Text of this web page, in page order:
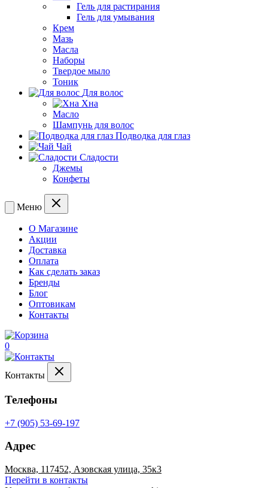
Гель для растирания
Гель для умывания
Крем
Мазь
Масла
Наборы
Твердое мыло
Тоник
Для волос
Хна
Масло
Шампунь для волос
Подводка для глаз
Чай
Сладости
Джемы
Конфеты
Меню
О Магазине
Акции
Доставка
Оплата
Как сделать заказ
Бренды
Блог
Оптовикам
Контакты
0
Контакты
Телефоны
+7 (905) 53-69-197
Адрес
Москва, 117452, Азовская улица, 35к3
Перейти в контакты